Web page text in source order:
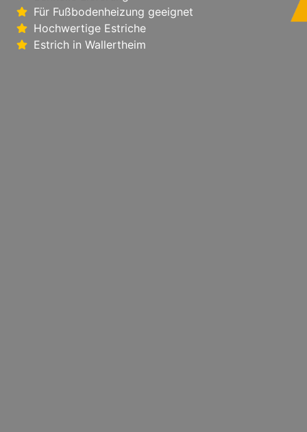
Für Fußbodenheizung geeignet
Hochwertige Estriche
Estrich in Wallertheim